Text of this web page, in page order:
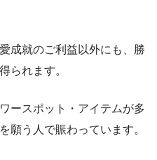
成就のご利益以外にも、勝
られます。
ースポット・アイテムが多
願う人で賑わっています。